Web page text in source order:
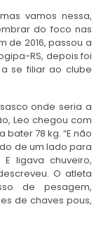
vamos nessa,
do foco nas
de 2016, passou a
RS, depois foi
se filiar ao clube
onde seria a
Leo chegou com
78 kg. “E não
de um lado para
ligava chuveiro,
O atleta
de pesagem,
de chaves pous,